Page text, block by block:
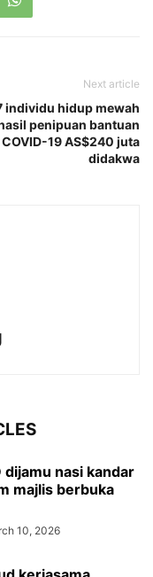
Next article
individu hidup mewah
penipuan bantuan
COVID-19 AS$240 juta
didakwa
dijamu nasi kandar
majlis berbuka
10, 2026